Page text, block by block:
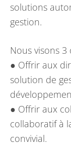
solutions
gestion.
Nous visons 3
● Offrir aux
solution de
● Offrir aux
collaboratif à
convivial.